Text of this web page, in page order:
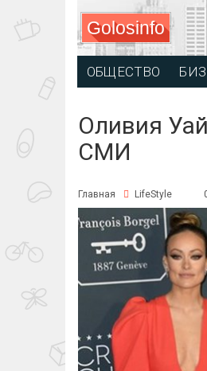
Golosinfo
ОБЩЕСТВО
Оливия
СМИ
Главная LifeStyle